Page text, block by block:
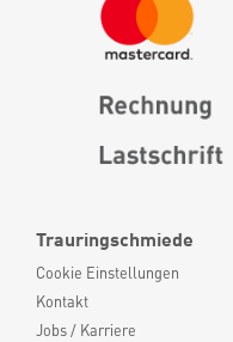
Trauringschmiede
Cookie Einstellungen
Kontakt
Jobs / Karriere